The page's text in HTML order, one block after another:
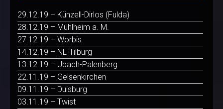
29.12.19 – Künzell-Dirlos (Fulda)
28.12.19 – Mühlheim a. M.
27.12.19 – Worbis
14.12.19 – NL-Tilburg
13.12.19 – Übach-Palenberg
22.11.19 – Gelsenkirchen
09.11.19 – Duisburg
03.11.19 – Twist